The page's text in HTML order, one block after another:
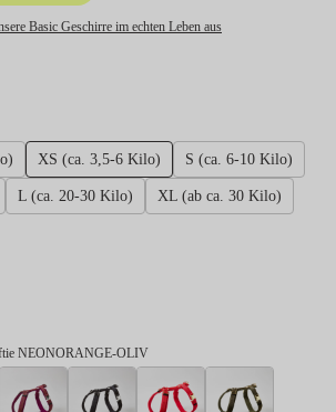
Basic Geschirre im echten Leben aus
XS (ca. 3,5-6 Kilo) S (ca. 6-10 Kilo)
L (ca. 20-30 Kilo) XL (ab ca. 30 Kilo)
NEONORANGE-OLIV
Softie NEONORANGE-OLIV
Hundegeschirr Softie NEONORANGE
Hundegeschirr Softie BURGUNDER
Hundegeschirr Softie